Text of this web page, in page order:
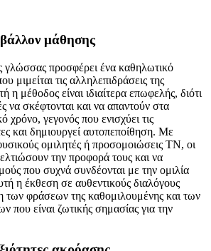
μάθησης
γλώσσας προσφέρει ένα καθηλωτικό
μιμείται τις αλληλεπιδράσεις της
η μέθοδος είναι ιδιαίτερα επωφελής, διότι
να σκέφτονται και να απαντούν στα
χρόνο, γεγονός που ενισχύει τις
και δημιουργεί αυτοπεποίθηση. Με
ομιλητές ή προσομοιώσεις ΤΝ, οι
την προφορά τους και να
που συχνά συνδέονται με την ομιλία
η έκθεση σε αυθεντικούς διαλόγους
των φράσεων της καθομιλουμένης και των
που είναι ζωτικής σημασίας για την